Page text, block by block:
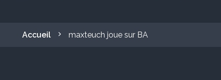
Accueil maxteuch joue sur BA